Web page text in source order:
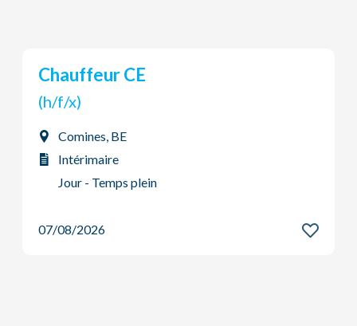
Coffreur
Système à 2 équipes